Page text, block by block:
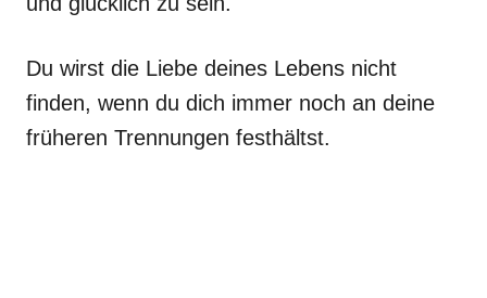
Du wirst die Liebe deines Lebens nicht
finden, wenn du dich immer noch an deine
früheren Trennungen festhältst.